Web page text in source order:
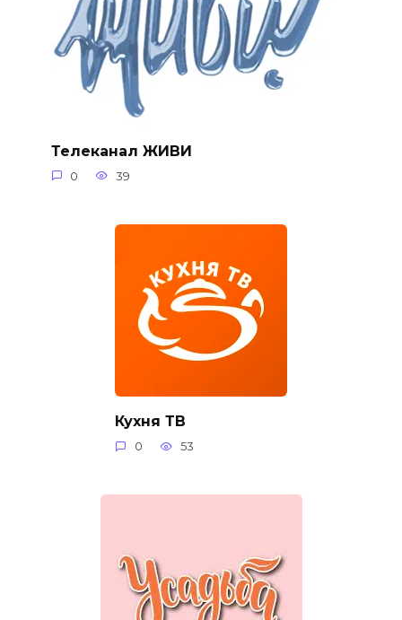
Телеканал ЖИВИ
0 39
Кухня ТВ
0 53